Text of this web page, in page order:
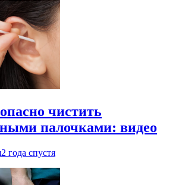
чистить
палочками: видео
2 года спустя